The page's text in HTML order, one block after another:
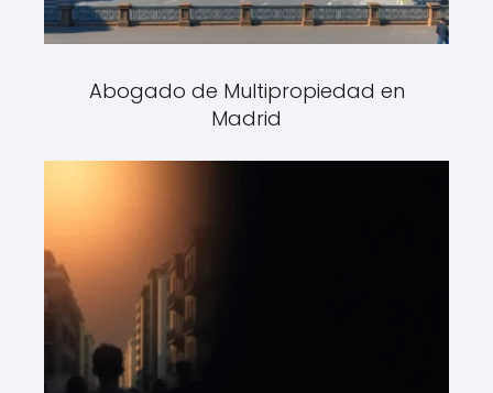
Abogado de Multipropiedad en
Madrid